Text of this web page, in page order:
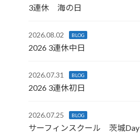
3連休 海の日
2026.08.02 BLOG
2026 3連休中日
2026.07.31 BLOG
2026 3連休初日
2026.07.25 BLOG
サーフィンスクール 茨城Day